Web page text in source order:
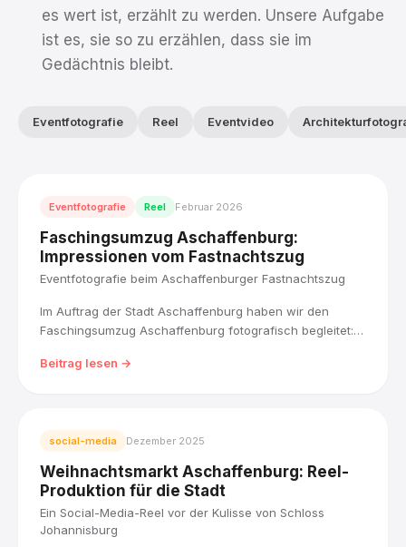
es wert ist, erzählt zu werden. Unsere Aufgabe
ist es, sie so zu erzählen, dass sie im
Gedächtnis bleibt.
Eventfotografie Reel Eventvideo
Eventfotografie Reel Februar 2026
Faschingsumzug Aschaffenburg:
Impressionen vom Fastnachtszug
Eventfotografie beim Aschaffenburger Fastnachtszug
Im Auftrag der Stadt Aschaffenburg haben wir den
Faschingsumzug Aschaffenburg fotografisch begleitet:
bei strahlendem Wetter durch die Innenstadt bis zum
Beitrag lesen →
social-media Dezember 2025
Weihnachtsmarkt Aschaffenburg: Reel-
Produktion für die Stadt
Ein Social-Media-Reel vor der Kulisse von Schloss
Johannisburg